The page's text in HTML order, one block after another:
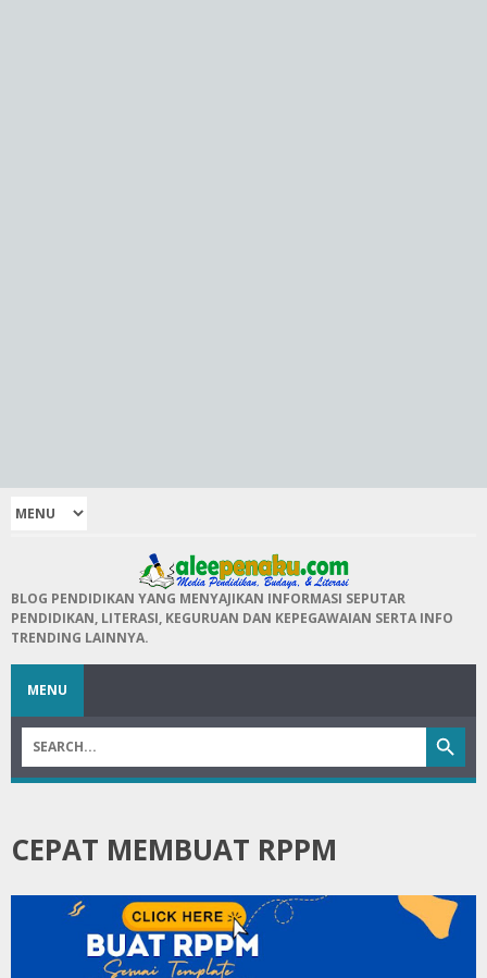
BLOG PENDIDIKAN YANG MENYAJIKAN INFORMASI SEPUTAR
PENDIDIKAN, LITERASI, KEGURUAN DAN KEPEGAWAIAN SERTA INFO
TRENDING LAINNYA.
MENU
CEPAT MEMBUAT RPPM